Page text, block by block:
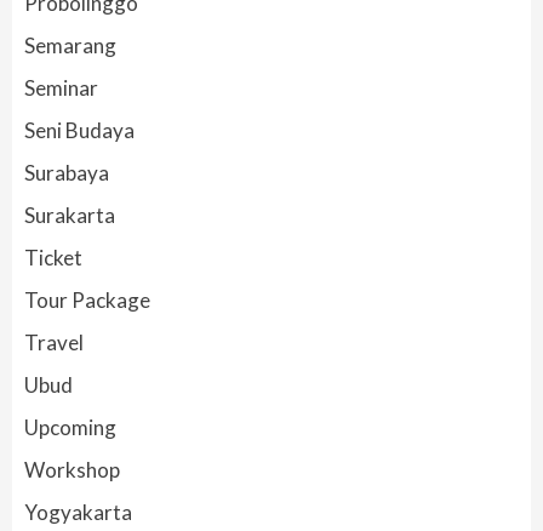
Semarang
Seminar
Seni Budaya
Surabaya
Surakarta
Ticket
Tour Package
Travel
Ubud
Upcoming
Workshop
Yogyakarta